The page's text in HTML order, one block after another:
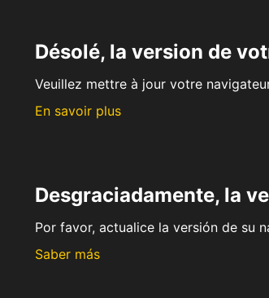
Désolé, la version de
Veuillez mettre à jour votre
En savoir plus
Desgraciadamente, la
Por favor, actualice la versión de su
Saber más